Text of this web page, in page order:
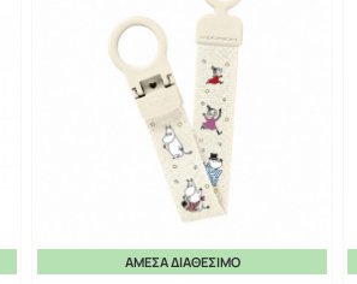
ΆΜΕΣΑ ΔΙΑΘΈΣΙΜΟ